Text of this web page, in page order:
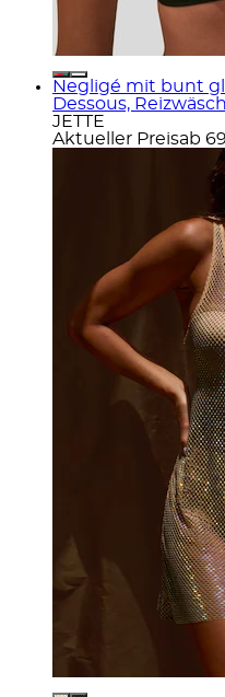
Negligé mit bunt
Dessous,
JETTE
Aktueller Preisab